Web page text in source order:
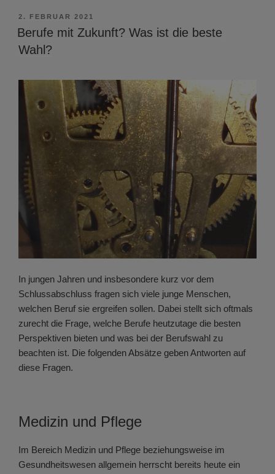
VERÖFFENTLICHT
AM
2. FEBRUAR 2021
Berufe mit Zukunft? Was ist die beste
Wahl?
In jungen Jahren und insbesondere kurz vor dem
Schlussabschluss fragen sich viele junge Menschen,
welchen Beruf sie ergreifen sollen. Dabei stellt sich oftmals
zurecht die Frage, welche Berufe heutzutage die besten
Perspektiven bieten und was bei der Berufswahl zu
beachten ist. Die folgenden Absätze geben Antworten auf
diese Fragen.
Medizin und Pflege
Im Bereich Medizin und Pflege beziehungsweise im
Gesundheitswesen allgemein herrscht bereits heute ein